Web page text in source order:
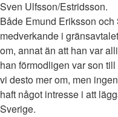
Sven Ulfsson/Estridsson.
Både Emund Eriksson
medverkande i
om, annat än att han var
han förmodligen var son
vi desto mer om, men
haft något intresse i att
Sverige.